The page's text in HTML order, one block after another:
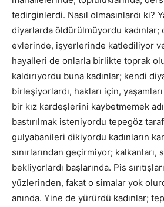
tedirginlerdi. Nasıl olmasınlardı ki?
diyarlarda öldürülmüyordu kadınlar;
evlerinde, işyerlerinde katlediliyor
hayalleri de onlarla birlikte toprak
kaldırıyordu buna kadınlar; kendi
birleşiyorlardı, hakları için,
bir kız kardeşlerini kaybetmemek
bastırılmak isteniyordu tepegöz
gulyabanileri dikiyordu kadınların
sınırlarından geçirmiyor; kalkanları,
bekliyorlardı başlarında. Pis
yüzlerinden, fakat o simalar yok
anında. Yine de yürürdü kadınlar;